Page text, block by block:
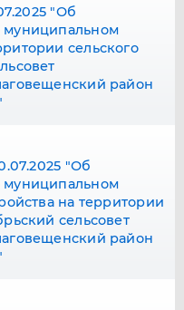
"Об
сельского
район
"Об
на территории
сельсовет
район